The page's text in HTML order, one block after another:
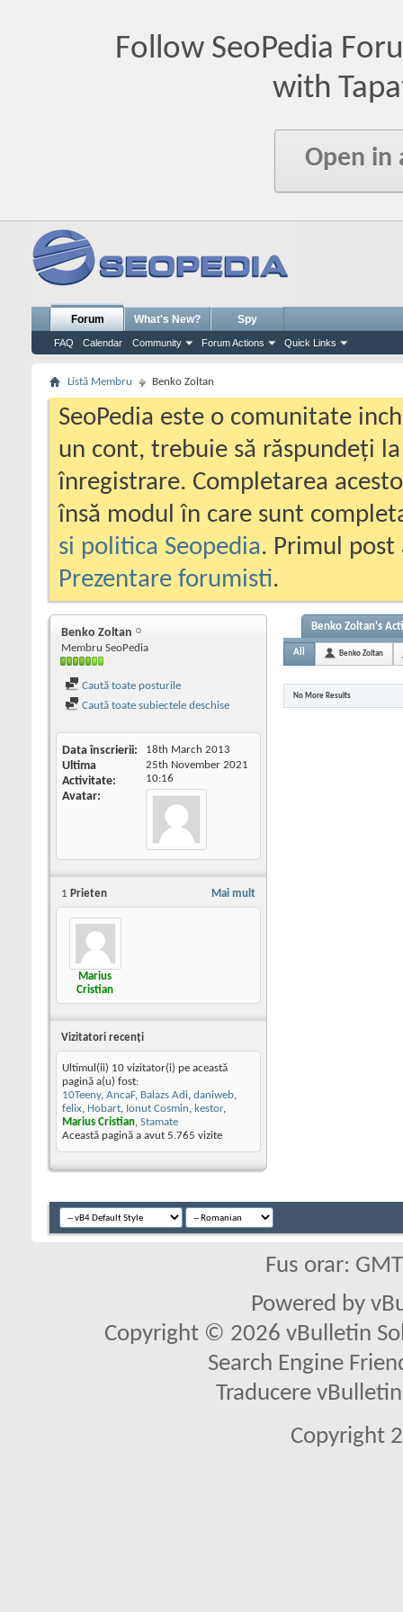
Follow SeoPedia
with
Open in
Forum
FAQ Calendar Community Forum Actions Quick Links
What's New? Spy
Listă Membru Benko Zoltan
SeoPedia este o comunitate
un cont, trebuie să răspundeți
înregistrare. Completarea
însă modul în care sunt
si politica Seopedia. Primul
Prezentare forumisti.
Benko Zoltan
Membru SeoPedia
Caută toate posturile
Caută toate subiectele deschise
Data înscrierii 18th March 2013
Ultima
Activitate
25th November 2021
10:16
Avatar
Mai mult
1 Prieten
Marius
Cristian
Vizitatori recenţi
Ultimul(ii) 10 vizitator(i) pe această
pagină a(u) fost:
10Teeny, AncaF, Balazs Adi, daniweb,
felix, Hobart, Ionut Cosmin, kestor,
Marius Cristian, Stamate
Această pagină a avut 5.765 vizite
Benko Zoltan's
All Benko Zoltan
No More Results
Fus orar:
Powered by
Copyright © 2026 vBulletin
Search Engine
Traducere
Copyright